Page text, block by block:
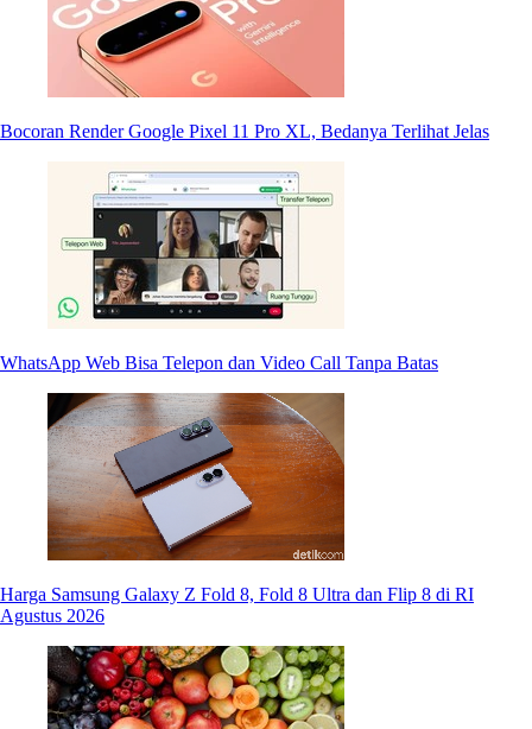
Bocoran Render Google Pixel 11 Pro XL, Bedanya Terlihat Jelas
WhatsApp Web Bisa Telepon dan Video Call Tanpa Batas
Harga Samsung Galaxy Z Fold 8, Fold 8 Ultra dan Flip 8 di RI
Agustus 2026